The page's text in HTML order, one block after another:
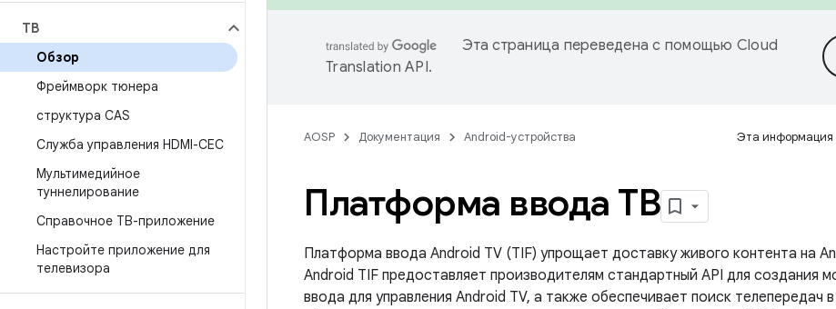
ТВ
Обзор
Фреймворк тюнера
структура CAS
Служба управления HDMI-CEC
Мультимедийное
туннелирование
Справочное ТВ-приложение
Настройте приложение для
телевизора
Эта страница переведена с помощью Cloud
Translation API.
AOSP Документация Android-устройства Эта информация
Платформа ввода ТВ
Платформа ввода Android TV (TIF) упрощает доставку живого контента на
Android TIF предоставляет производителям стандартный API для создания
ввода для управления Android TV, а также обеспечивает поиск телепередач